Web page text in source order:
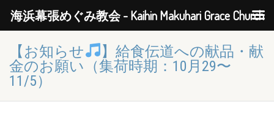
【お知らせ
】給食伝道への献品・献
金のお願い（集荷時期：10月29〜
11/5）
海浜幕張めぐみ教会 - Kaihin Makuhari Grace Church